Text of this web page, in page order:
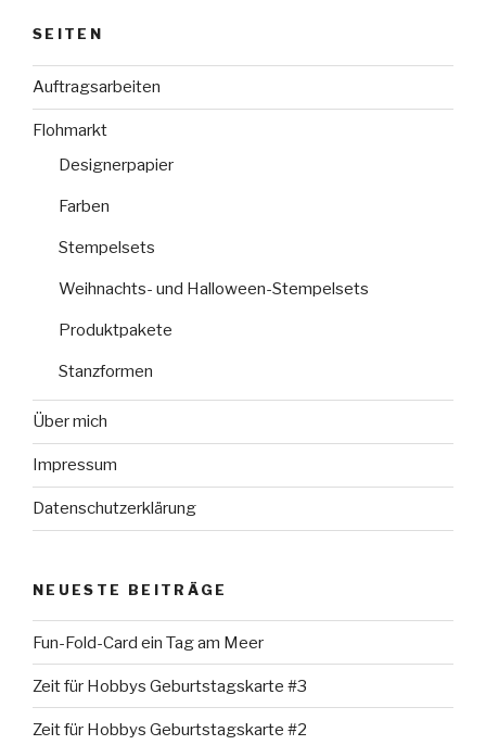
SEITEN
Auftragsarbeiten
Flohmarkt
Designerpapier
Farben
Stempelsets
Weihnachts- und Halloween-Stempelsets
Produktpakete
Stanzformen
Über mich
Impressum
Datenschutzerklärung
NEUESTE BEITRÄGE
Fun-Fold-Card ein Tag am Meer
Zeit für Hobbys Geburtstagskarte #3
Zeit für Hobbys Geburtstagskarte #2